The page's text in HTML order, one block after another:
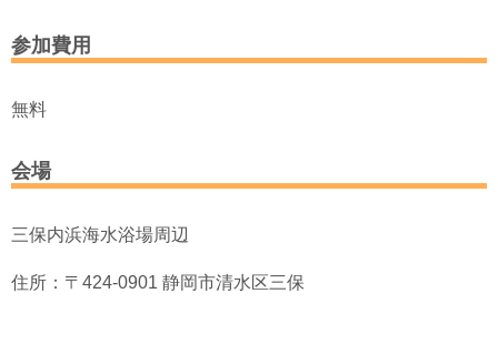
参加費用
無料
会場
三保内浜海水浴場周辺
住所：〒424-0901 静岡市清水区三保